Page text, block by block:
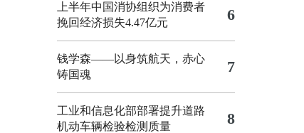
上半年中国消协组织为消费者
挽回经济损失4.47亿元
6
钱学森——以身筑航天，赤心
铸国魂
7
工业和信息化部部署提升道路
机动车辆检验检测质量
8